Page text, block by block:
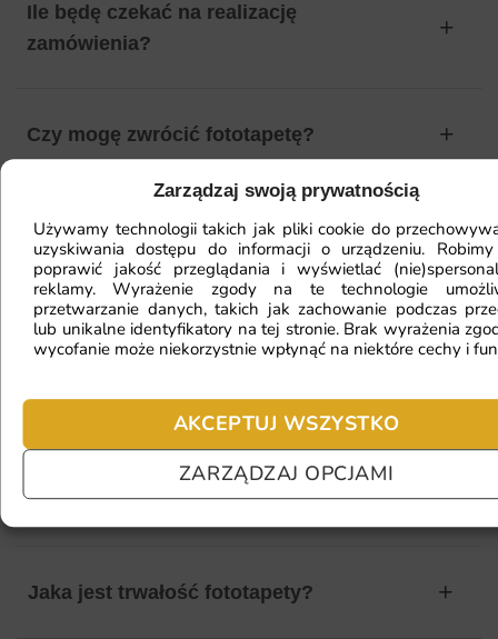
Zarządzaj swoją prywatnością
Używamy technologii takich jak pliki cookie do
uzyskiwania dostępu do informacji o urządzeniu.
poprawić jakość przeglądania i wyświetlać
reklamy. Wyrażenie zgody na te technologie
przetwarzanie danych, takich jak zachowanie podczas
lub unikalne identyfikatory na tej stronie. Brak wyrażenia
wycofanie może niekorzystnie wpłynąć na niektóre cechy i
AKCEPTUJ WSZYSTKO
ZARZĄDZAJ OPCJAMI
Ile będę czekać na realizację
zamówienia?
Czy mogę zwrócić fototapetę?
Jak zamontować fototapetę? / Jak
przygotować ścianę?
Fototapeta ma inny kolor na telefonie
Jaki materiał wybrać?
Jaka jest trwałość fototapety?